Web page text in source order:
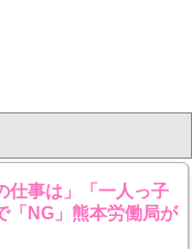
仕事は」「一人っ子
「NG」熊本労働局が